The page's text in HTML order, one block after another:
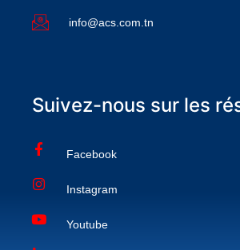
info@acs.com.tn
Suivez-nous sur les
Facebook
Instagram
Youtube